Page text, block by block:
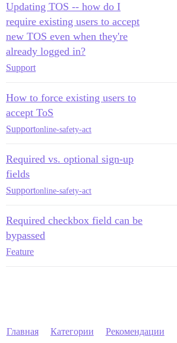
Updating TOS -- how do I
require existing users to accept
new TOS even when they're
already logged in?
Support
How to force existing users to
accept ToS
Supportonline-safety-act
Required vs. optional sign-up
fields
Supportonline-safety-act
Required checkbox field can be
bypassed
Feature
Главная Категории Рекомендации